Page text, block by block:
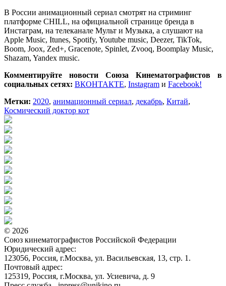
В России анимационный сериал смотрят на стриминг
платформе CHILL, на официальной странице бренда в
Инстаграм, на телеканале Мульт и Музыка, а слушают на
Apple Music, Itunes, Spotify, Youtube music, Deezer, TikTok,
Boom, Joox, Zed+, Gracenote, Spinlet, Zvooq, Boomplay Music,
Shazam, Yandex music.
Комментируйте новости Союза Кинематографистов в
социальных сетях: ВКОНТАКТЕ, Instagram и Facebook!
Метки: 2020, анимационный сериал, декабрь, Китай,
Космический доктор кот
© 2026
Союз кинематографистов Российской Федерации
Юридический адрес:
123056, Россия, г.Москва, ул. Васильевская, 13, стр. 1.
Почтовый адрес:
125319, Россия, г.Москва, ул. Усиевича, д. 9